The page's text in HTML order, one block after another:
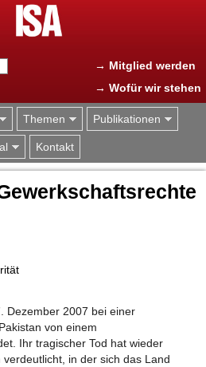
to navigation
→ Mitglied werden
→ Wofür wir stehen
Themen Publikationen
Kontakt
Dezember 2007 bei einer
von einem
Ihr tragischer Tod hat wieder
in der sich das Land